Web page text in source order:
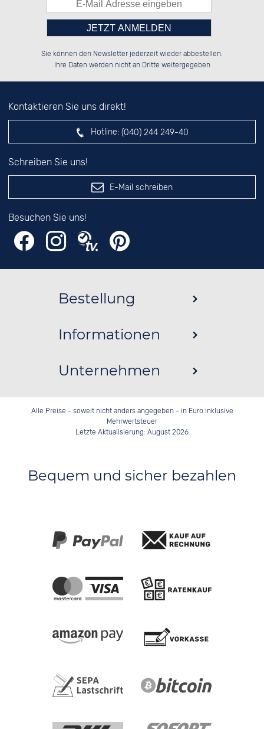
░░░░██░░██░░██░░██░░░░░░██░░██░░
░░████░░██████░░██████░░██████░░
██░░░░░░██░░██░░░░░░██░░░░░░██░░
Bitte tragen Sie die Zahl in
das nebenstehende Feld ein.
Sie können den Newsletter jederzeit wieder abbestellen.
Ihre Daten werden nicht an Dritte weitergegeben
Kontaktieren Sie uns direkt!
Hotline: (040) 244 249-40
Schreiben Sie uns!
E-Mail schreiben
Besuchen Sie uns!
Bestellung
Informationen
Unternehmen
Alle Preise - soweit nicht anders angegeben - in Euro inklusive
Mehrwertsteuer
Letzte Aktualisierung: August 2026
Bequem und sicher bezahlen